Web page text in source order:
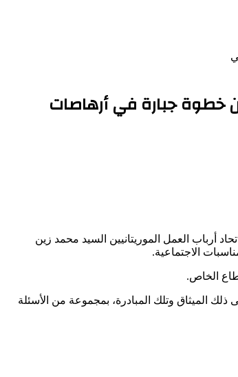
الموريتانيين خطوة جبارة في أرهاصات
أرباب العمل الموريتانيين السيد محمد زين
الاجتماعية.
الميثاق وتلك المبادرة، بمجموعة من الأسئلة